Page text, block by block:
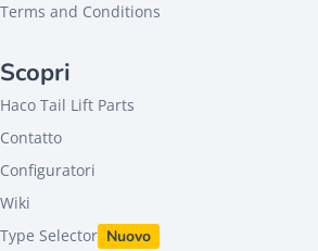
Terms and Conditions
Scopri
Haco Tail Lift Parts
Contatto
Configuratori
Wiki
Type Selector Nuovo